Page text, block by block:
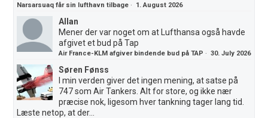
Narsarsuaq får sin lufthavn tilbage · 1. August 2026
Allan
Mener der var noget om at Lufthansa også havde
afgivet et bud på Tap
Air France-KLM afgiver bindende bud på TAP ·30. July 2026
Søren Fønss
I min verden giver det ingen mening, at satse på
747 som Air Tankers. Alt for store, og ikke nær
præcise nok, ligesom hver tankning tager lang tid.
Læste netop, at der...